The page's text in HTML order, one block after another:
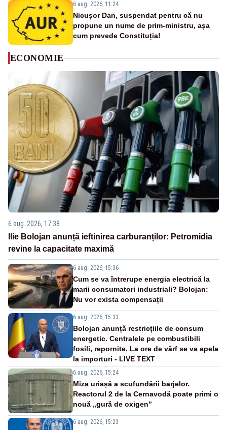
6 aug. 2026, 11:24
Nicușor Dan, suspendat pentru că nu
propune un nume de prim-ministru, așa
cum prevede Constituția!
ECONOMIE
6 aug. 2026, 17:38
Ilie Bolojan anunță ieftinirea carburanților: Petromidia
revine la capacitate maximă
6 aug. 2026, 15:36
Cum se va întrerupe energia electrică la
marii consumatori industriali? Bolojan:
Nu vor exista compensații
6 aug. 2026, 15:33
Bolojan anunță restricțiile de consum
energetic. Centralele pe combustibili
fosili, repornite. La ore de vârf se va apela
la importuri - LIVE TEXT
6 aug. 2026, 15:24
Miza uriașă a scufundării barjelor.
Reactorul 2 de la Cernavodă poate primi o
nouă „gură de oxigen”
6 aug. 2026, 15:23